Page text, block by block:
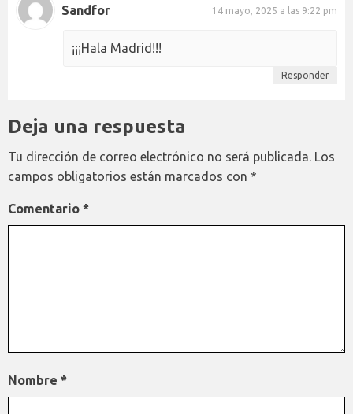
Sandfor 14 mayo, 2025 a las 9:22 pm
¡¡¡Hala Madrid!!!
Responder
Deja una respuesta
Tu dirección de correo electrónico no será publicada. Los
campos obligatorios están marcados con *
Comentario *
Nombre *